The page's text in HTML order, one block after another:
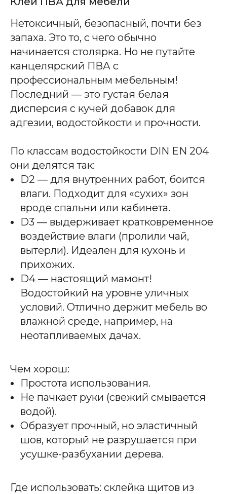
Нетоксичный, безопасный, почти без
запаха. Это то, с чего обычно
начинается столярка. Но не путайте
канцелярский ПВА с
профессиональным мебельным!
Последний — это густая белая
дисперсия с кучей добавок для
адгезии, водостойкости и прочности.
По классам водостойкости DIN EN 204
они делятся так:
D2 — для внутренних работ, боится
влаги. Подходит для «сухих» зон
вроде спальни или кабинета.
D3 — выдерживает кратковременное
воздействие влаги (пролили чай,
вытерли). Идеален для кухонь и
прихожих.
D4 — настоящий мамонт!
Водостойкий на уровне уличных
условий. Отлично держит мебель во
влажной среде, например, на
неотапливаемых дачах.
Чем хорош:
Простота использования.
Не пачкает руки (свежий смывается
водой).
Образует прочный, но эластичный
шов, который не разрушается при
усушке-разбухании дерева.
Где использовать: склейка щитов из